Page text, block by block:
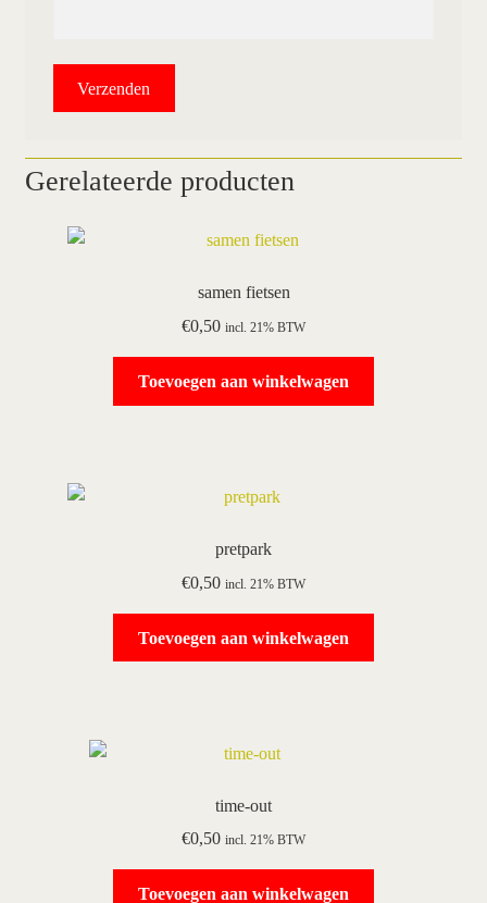
Gerelateerde producten
samen fietsen
€0,50 incl. 21% BTW
Toevoegen aan winkelwagen
pretpark
€0,50 incl. 21% BTW
Toevoegen aan winkelwagen
time-out
€0,50 incl. 21% BTW
Toevoegen aan winkelwagen